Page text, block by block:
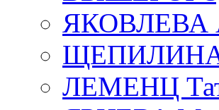
ЯКОВЛЕВА
ЩЕПИЛИНА
ЛЕМЕНЦ